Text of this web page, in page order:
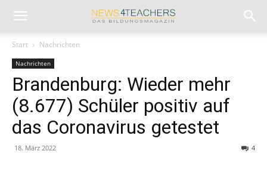
Start Nachrichten
Nachrichten
Brandenburg: Wieder mehr
(8.677) Schüler positiv auf
das Coronavirus getestet
18. März 2022 4